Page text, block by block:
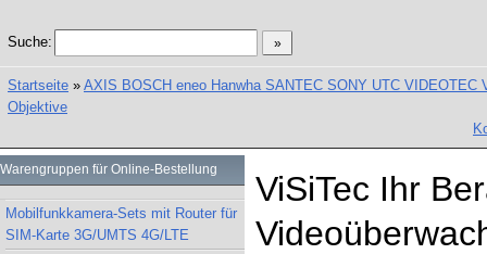
Suche:
Startseite » AXIS BOSCH eneo Hanwha SANTEC SONY UTC VIDEOTEC
Objektive
Warengruppen für Online-Bestellung
Mobilfunkkamera-Sets mit Router für
SIM-Karte 3G/UMTS 4G/LTE
ViSiTec Ihr